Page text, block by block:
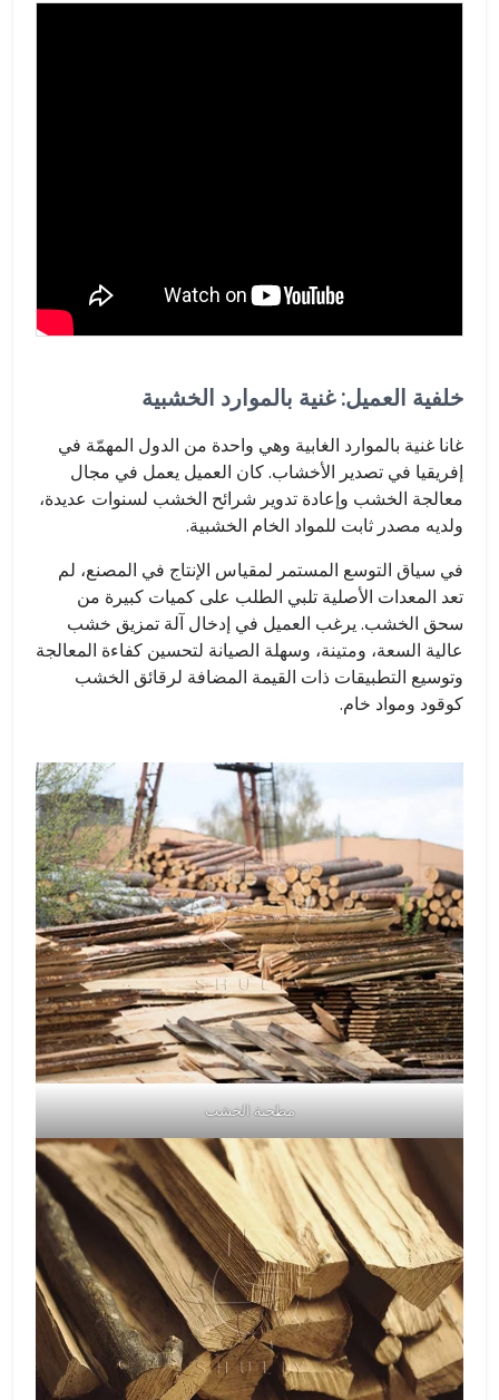
خلفية العميل: غنية بالموارد الخشبية
غانا غنية بالموارد الغابية وهي واحدة من الدول المهمّة في
إفريقيا في تصدير الأخشاب. كان العميل يعمل في مجال
معالجة الخشب وإعادة تدوير شرائح الخشب لسنوات عديدة،
ولديه مصدر ثابت للمواد الخام الخشبية.
في سياق التوسع المستمر لمقياس الإنتاج في المصنع، لم
تعد المعدات الأصلية تلبي الطلب على كميات كبيرة من
سحق الخشب. يرغب العميل في إدخال آلة تمزيق خشب
عالية السعة، ومتينة، وسهلة الصيانة لتحسين كفاءة المعالجة
وتوسيع التطبيقات ذات القيمة المضافة لرقائق الخشب
كوقود ومواد خام.
مطحنة الخشب